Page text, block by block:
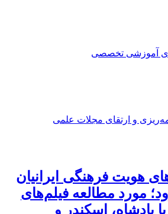
آموزشی تخصصی
و ارتقای مجلات علمی
هویت فرهنگی ایرانیان
مورد مطالعه فیلم‌های
اسکندر و